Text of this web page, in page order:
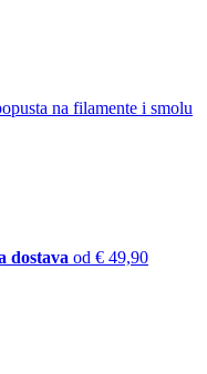
na filamente i smolu
dostava od € 49,90